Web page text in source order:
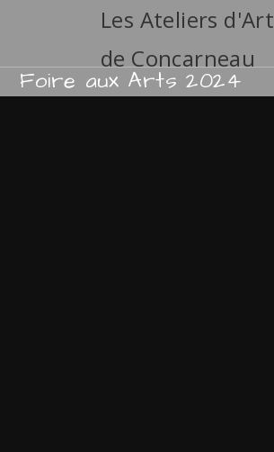
Les Ateliers d'Art
de Concarneau
Foire aux Arts 2024